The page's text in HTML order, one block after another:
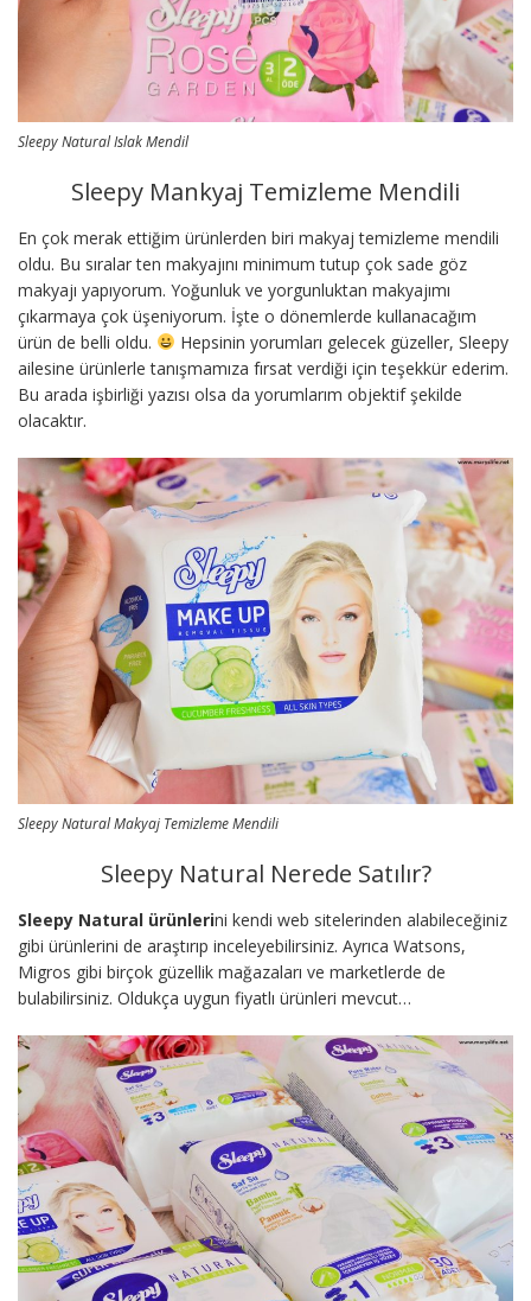
Sleepy Natural Islak Mendil
Sleepy Mankyaj Temizleme Mendili
En çok merak ettiğim ürünlerden biri makyaj temizleme mendili
oldu. Bu sıralar ten makyajını minimum tutup çok sade göz
makyajı yapıyorum. Yoğunluk ve yorgunluktan makyajımı
çıkarmaya çok üşeniyorum. İşte o dönemlerde kullanacağım
ürün de belli oldu.
Hepsinin yorumları gelecek güzeller, Sleepy
ailesine ürünlerle tanışmamıza fırsat verdiği için teşekkür ederim.
Bu arada işbirliği yazısı olsa da yorumlarım objektif şekilde
olacaktır.
Sleepy Natural Makyaj Temizleme Mendili
Sleepy Natural Nerede Satılır?
Sleepy Natural ürünlerini kendi web sitelerinden alabileceğiniz
gibi ürünlerini de araştırıp inceleyebilirsiniz. Ayrıca Watsons,
Migros gibi birçok güzellik mağazaları ve marketlerde de
bulabilirsiniz. Oldukça uygun fiyatlı ürünleri mevcut…